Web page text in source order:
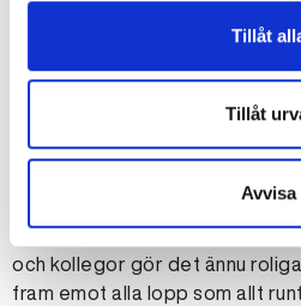
Tillåt
Tillåt
Avvisa
– Det började med att jag
Tillsammans med några
Varför just Tjejklassikern?
Tjejklassiker känns lagom att
distanser. Att även göra det
och kollegor gör det ännu
fram emot alla lopp som allt